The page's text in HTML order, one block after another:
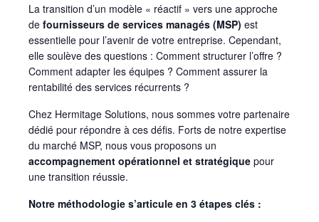
La transition d’un modèle « réactif » vers une approche
de fournisseurs de services managés (MSP) est
essentielle pour l’avenir de votre entreprise. Cependant,
elle soulève des questions : Comment structurer l’offre ?
Comment adapter les équipes ? Comment assurer la
rentabilité des services récurrents ?
Chez Hermitage Solutions, nous sommes votre partenaire
dédié pour répondre à ces défis. Forts de notre expertise
du marché MSP, nous vous proposons un
accompagnement opérationnel et stratégique pour
une transition réussie.
Notre méthodologie s’articule en 3 étapes clés :